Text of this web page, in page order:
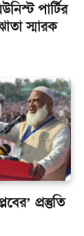
পার্টির
স্মারক
প্রস্তুতি